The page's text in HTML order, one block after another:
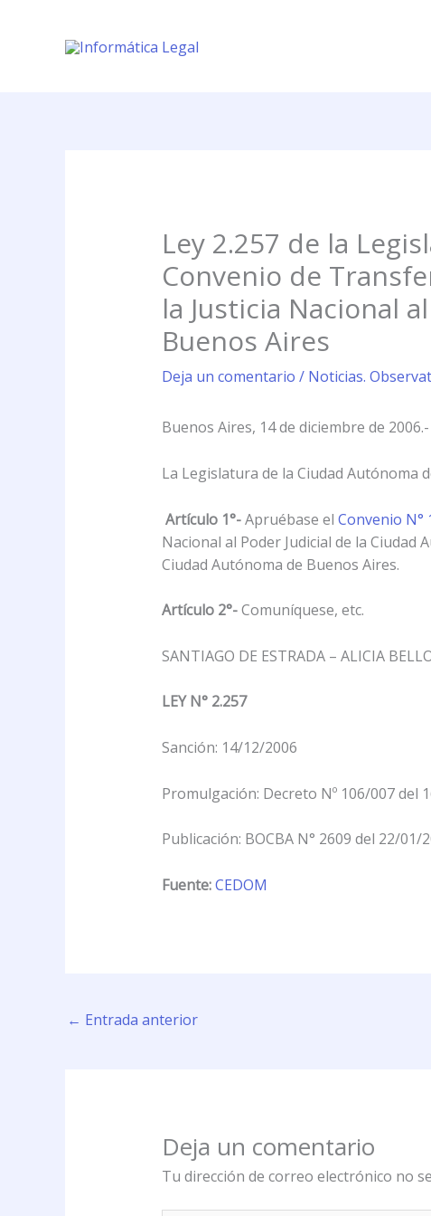
contenido
Ley 2.257 de la
Convenio de
la Justicia Nacional
Buenos Aires
Deja un comentario / Noticias.
Buenos Aires, 14 de diciembre de 2006.-
La Legislatura de la Ciudad Autónoma
Artículo 1°-Apruébase el Convenio N°
Nacional al Poder Judicial de la
Ciudad Autónoma de Buenos Aires.
Artículo 2°-Comuníquese, etc.
SANTIAGO DE ESTRADA – ALICIA
LEY N° 2.257
Sanción: 14/12/2006
Promulgación: Decreto Nº 106/007 del
Publicación: BOCBA N° 2609 del 22/01/
Fuente:CEDOM
← Entrada anterior
Deja un comentario
Tu dirección de correo electrónico no